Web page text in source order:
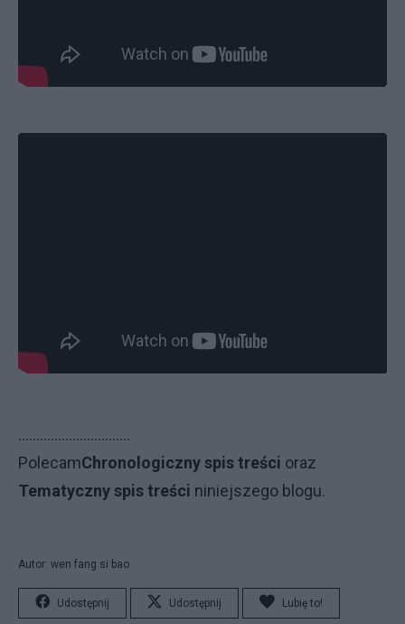
...............................
PolecamChronologiczny spis treści oraz
Tematyczny spis treści niniejszego blogu.
Autor: wen fang si bao
Udostępnij Udostępnij Lubię to!